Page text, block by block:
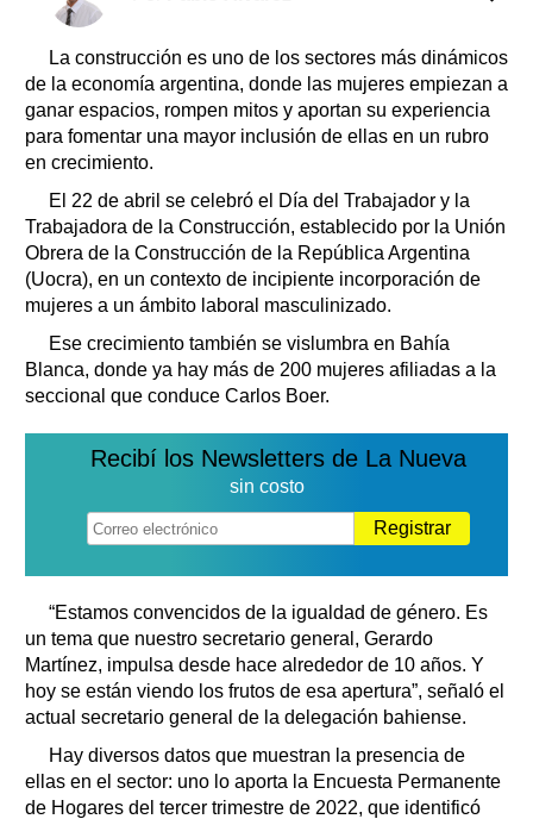
Clasificados
Suplementos
Servicios
Farmacias
Transportes
Datos Útiles
Fúnebres
Edictos
Teléfonos de urgencia
La construcción es uno de los sectores más dinámicos
de la economía argentina, donde las mujeres empiezan a
ganar espacios, rompen mitos y aportan su experiencia
para fomentar una mayor inclusión de ellas en un rubro
en crecimiento.
El 22 de abril se celebró el Día del Trabajador y la
Trabajadora de la Construcción, establecido por la Unión
Obrera de la Construcción de la República Argentina
(Uocra), en un contexto de incipiente incorporación de
mujeres a un ámbito laboral masculinizado.
Ese crecimiento también se vislumbra en Bahía
Blanca, donde ya hay más de 200 mujeres afiliadas a la
seccional que conduce Carlos Boer.
Recibí los Newsletters de La Nueva
sin costo
Registrar
“Estamos convencidos de la igualdad de género. Es
un tema que nuestro secretario general, Gerardo
Martínez, impulsa desde hace alrededor de 10 años. Y
hoy se están viendo los frutos de esa apertura”, señaló el
actual secretario general de la delegación bahiense.
Hay diversos datos que muestran la presencia de
ellas en el sector: uno lo aporta la Encuesta Permanente
de Hogares del tercer trimestre de 2022, que identificó